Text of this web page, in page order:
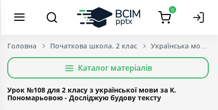
0
Головна Початкова школа. 2 клас Українська мова
Каталог матеріалів
Урок №108 для 2 класу з української мови за К.
Пономарьовою - Досліджую будову тексту